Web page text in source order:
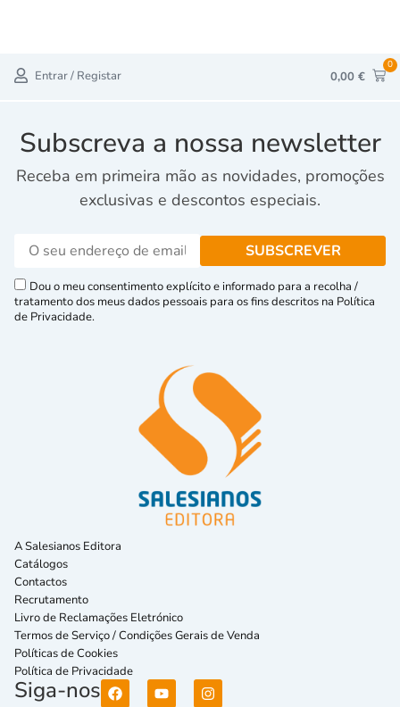
Entrar / Registar 0,00 €
0
Subscreva a nossa newsletter
Receba em primeira mão as novidades, promoções
exclusivas e descontos especiais.
Dou o meu consentimento explícito e informado para a recolha /
tratamento dos meus dados pessoais para os fins descritos na Política
de Privacidade.
A Salesianos Editora
Catálogos
Contactos
Recrutamento
Livro de Reclamações Eletrónico
Termos de Serviço / Condições Gerais de Venda
Políticas de Cookies
Política de Privacidade
Siga-nos